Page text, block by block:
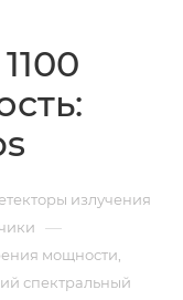
излучения
—
мощности,
спектральный